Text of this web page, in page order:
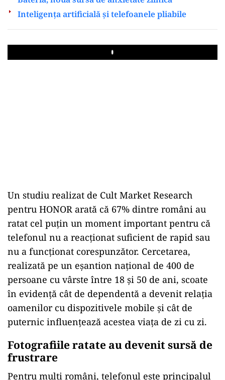
Inteligența artificială și telefoanele pliabile
Play
Un studiu realizat de Cult Market Research
pentru HONOR arată că 67% dintre români au
ratat cel puțin un moment important pentru că
telefonul nu a reacționat suficient de rapid sau
nu a funcționat corespunzător. Cercetarea,
realizată pe un eșantion național de 400 de
persoane cu vârste între 18 și 50 de ani, scoate
în evidență cât de dependentă a devenit relația
oamenilor cu dispozitivele mobile și cât de
puternic influențează acestea viața de zi cu zi.
Fotografiile ratate au devenit sursă de
frustrare
Pentru mulți români, telefonul este principalul